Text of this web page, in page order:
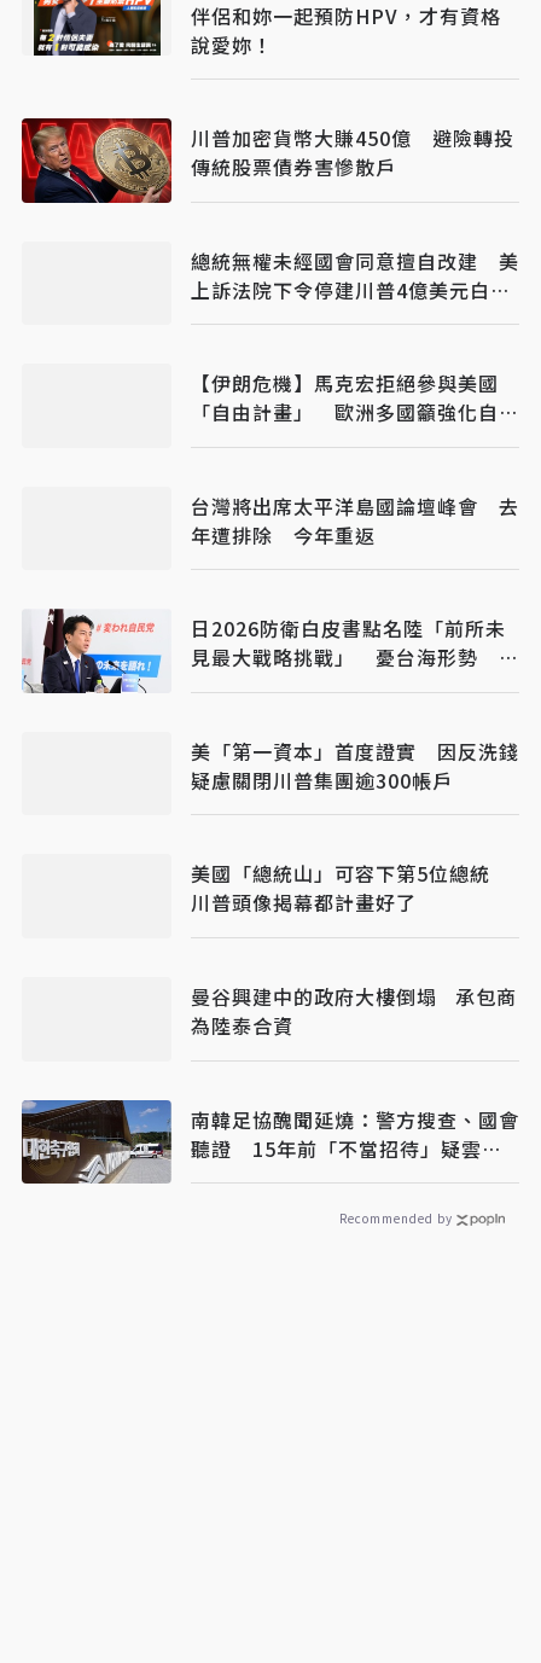
伴侶和妳一起預防HPV，才有資格
說愛妳！
川普加密貨幣大賺450億 避險轉投
傳統股票債券害慘散戶
總統無權未經國會同意擅自改建 美
上訴法院下令停建川普4億美元白宮
宴會廳
【伊朗危機】馬克宏拒絕參與美國
「自由計畫」 歐洲多國籲強化自主
防衛
台灣將出席太平洋島國論壇峰會 去
年遭排除 今年重返
日2026防衛白皮書點名陸「前所未
見最大戰略挑戰」 憂台海形勢 無
人機、AI成建軍主軸
美「第一資本」首度證實 因反洗錢
疑慮關閉川普集團逾300帳戶
美國「總統山」可容下第5位總統
川普頭像揭幕都計畫好了
曼谷興建中的政府大樓倒塌 承包商
為陸泰合資
南韓足協醜聞延燒：警方搜查、國會
聽證 15年前「不當招待」疑雲重
見天日
Recommended by